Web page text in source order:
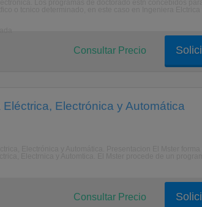
Consultar Precio
Electrónica y Automática
Consultar Precio